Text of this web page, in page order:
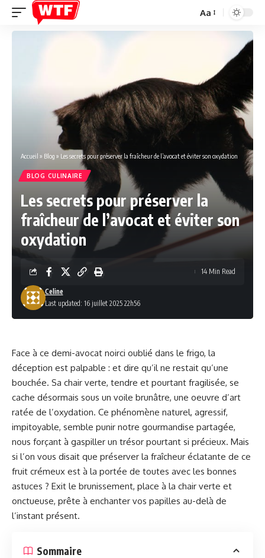
Font
Aa
Accueil » Blog » Les secrets pour préserver la fraîcheur de l’avocat et éviter son oxydation
BLOG CULINAIRE
Les secrets pour préserver la
fraîcheur de l’avocat et éviter son
oxydation
Last updated: 16 juillet 2025 22h56
Celine
14 Min Read
Face à ce demi-avocat noirci oublié dans le frigo, la
déception est palpable : et dire qu’il ne restait qu’une
bouchée. Sa chair verte, tendre et pourtant fragilisée, se
cache désormais sous un voile brunâtre, une oeuvre d’art
ratée de l’oxydation. Ce phénomène naturel, agressif,
impitoyable, semble punir notre gourmandise partagée,
nous forçant à gaspiller un trésor pourtant si précieux. Mais
si l’on vous disait que préserver la fraîcheur éclatante de ce
fruit crémeux est à la portée de toutes avec les bonnes
astuces ? Exit le brunissement, place à la chair verte et
onctueuse, prête à enchanter vos papilles au-delà de
l’instant présent.
Sommaire